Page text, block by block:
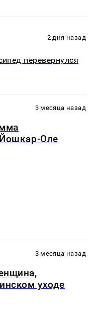
2 дня назад
перевернулся
3 месяца назад
Оле
3 месяца назад
уходе